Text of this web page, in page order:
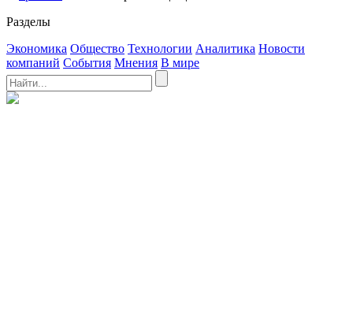
Разделы
Экономика Общество Технологии Аналитика Новости
компаний События Мнения В мире